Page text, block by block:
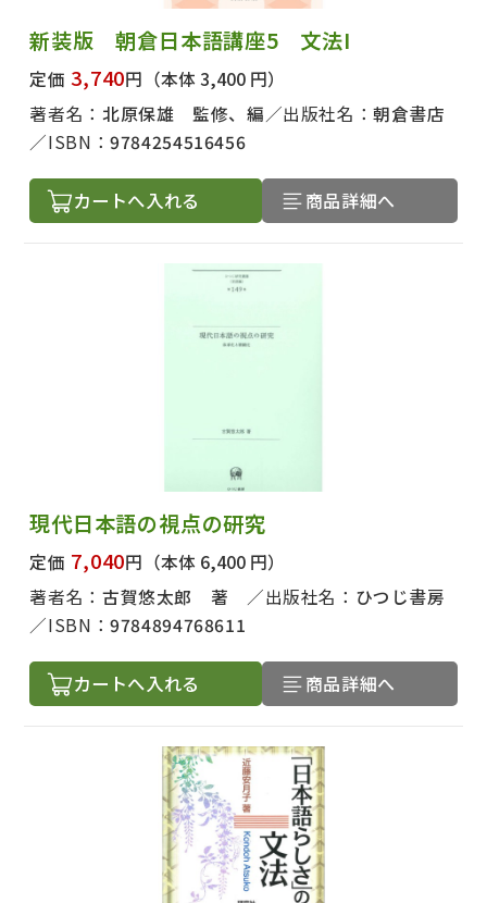
新装版 朝倉日本語講座5 文法I
定価 3,740円 （本体 3,400 円）
著者名： 北原保雄 監修、編 出版社名：朝倉書店
ISBN：9784254516456
カートへ入れる 商品詳細へ
現代日本語の視点の研究
定価 7,040円 （本体 6,400 円）
著者名： 古賀悠太郎 著 出版社名： ひつじ書房
ISBN：9784894768611
カートへ入れる 商品詳細へ